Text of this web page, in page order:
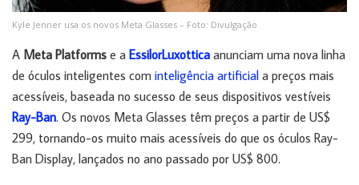
Kyle Jenner usa os novos Meta Glasses – Foto: Divulgação
A Meta Platforms e a EssilorLuxottica anunciam uma nova linha
de óculos inteligentes com inteligência artificial a preços mais
acessíveis, baseada no sucesso de seus dispositivos vestíveis
Ray-Ban. Os novos Meta Glasses têm preços a partir de US$
299, tornando-os muito mais acessíveis do que os óculos Ray-
Ban Display, lançados no ano passado por US$ 800.